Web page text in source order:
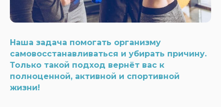
Наша задача помогать организму
самовосстанавливаться и убирать причину.
Только такой подход вернёт вас к
полноценной, активной и спортивной
жизни!